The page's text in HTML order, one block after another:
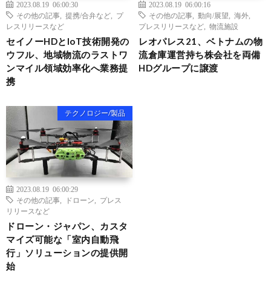
2023.08.19 06:00:30
その他の記事
提携/合弁など
プ
レスリリースなど
セイノーHDとIoT技術開発の
ウフル、地域物流のラストワ
ンマイル領域効率化へ業務提
携
2023.08.19 06:00:16
その他の記事
動向/展望 海外
プレスリリースなど
物流施設
レオパレス21、ベトナムの物
流倉庫運営持ち株会社を両備
HDグループに譲渡
テクノロジー/製品
2023.08.19 06:00:29
その他の記事
ドローン
プレス
リリースなど
ドローン・ジャパン、カスタ
マイズ可能な「室内自動飛
行」ソリューションの提供開
始